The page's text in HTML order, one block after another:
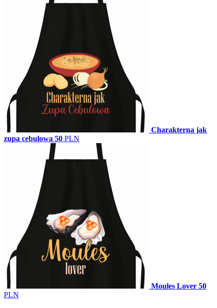
Charakterna jak
zupa cebulowa 50 PLN
Moules Lover 50
PLN